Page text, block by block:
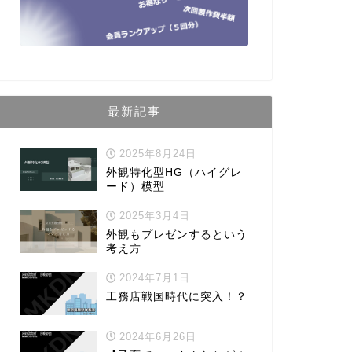
最新記事
2025年8月24日
外観特化型HG（ハイグレ
ード）模型
2025年3月4日
外観もプレゼンするという
考え方
2024年7月1日
工務店戦国時代に突入！？
2024年6月26日